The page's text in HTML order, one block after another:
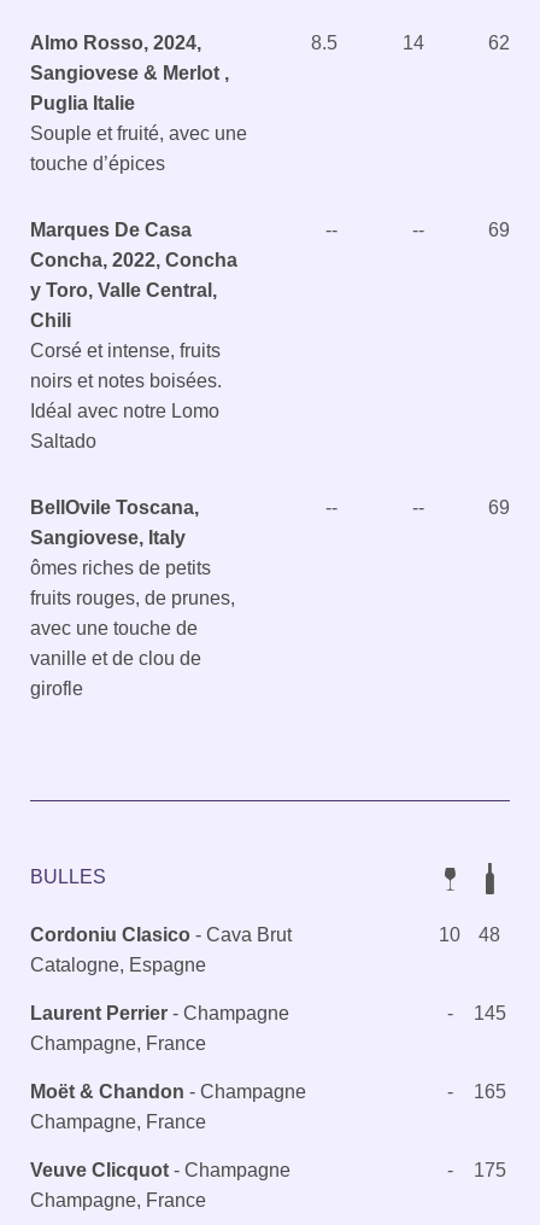
Almo Rosso, 2024,
Sangiovese & Merlot ,
Puglia Italie
Souple et fruité, avec une
touche d’épices
8.5 14 62
Marques De Casa
Concha, 2022, Concha
y Toro, Valle Central,
Chili
Corsé et intense, fruits
noirs et notes boisées.
Idéal avec notre Lomo
Saltado
-- -- 69
BellOvile Toscana,
Sangiovese, Italy
ômes riches de petits
fruits rouges, de prunes,
avec une touche de
vanille et de clou de
girofle
-- -- 69
BULLES
Cordoniu Clasico - Cava Brut
Catalogne, Espagne
10 48
Laurent Perrier - Champagne
Champagne, France
- 145
Moët & Chandon - Champagne
Champagne, France
- 165
Veuve Clicquot - Champagne
Champagne, France
- 175